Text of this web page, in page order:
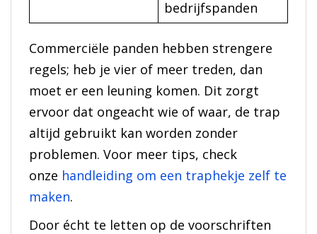
bedrijfspanden
Commerciële panden hebben strengere
regels; heb je vier of meer treden, dan
moet er een leuning komen. Dit zorgt
ervoor dat ongeacht wie of waar, de trap
altijd gebruikt kan worden zonder
problemen. Voor meer tips, check
onze handleiding om een traphekje zelf te
maken.
Door écht te letten op de voorschriften